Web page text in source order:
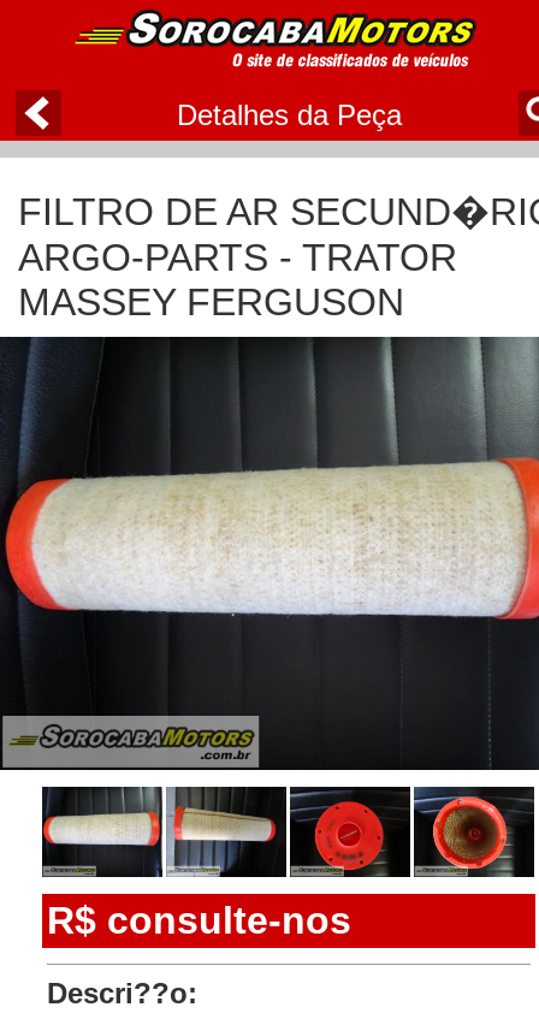
Detalhes da Peça
FILTRO DE AR
ARGO-PARTS - TRATOR
MASSEY FERGUSON
R$ consulte-nos
Descri??o: